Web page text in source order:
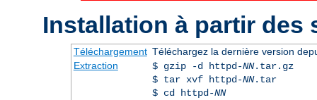
Installation à partir des
Téléchargement Téléchargez la dernière version
Extraction
$ gzip -d httpd-NN.tar.gz
$ tar xvf httpd-NN.tar
$ cd httpd-NN